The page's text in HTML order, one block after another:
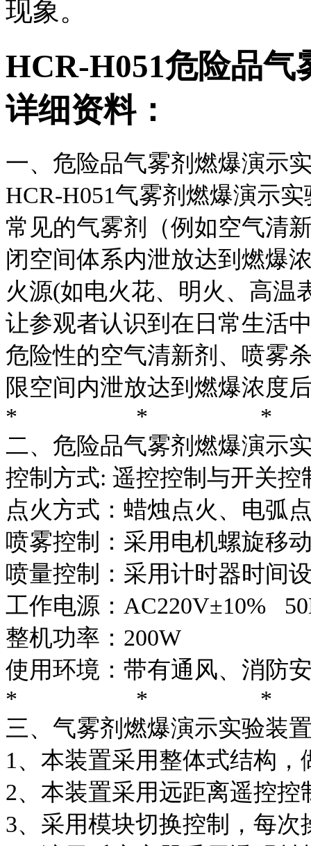
现象。
HCR-H051危险品气
详细资料：
一、危险品气雾剂燃爆演示
HCR-H051气雾剂燃爆演示
常见的气雾剂（例如空气清
闭空间体系内泄放达到燃爆
火源(如电火花、明火、高温
让参观者认识到在日常生活
危险性的空气清新剂、喷雾
限空间内泄放达到燃爆浓度
* * *
二、危险品气雾剂燃爆演示
控制方式: 遥控控制与开关控
点火方式：蜡烛点火、电弧
喷雾控制：采用电机螺旋移
喷量控制：采用计时器时间
工作电源：AC220V±10%
整机功率：200W
使用环境：带有通风、消防
* * *
三、气雾剂燃爆演示实验装
1、本装置采用整体式结构
2、本装置采用远距离遥控
3、采用模块切换控制，每